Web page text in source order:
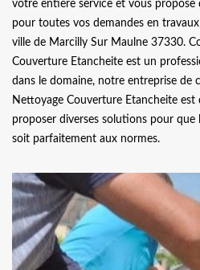
votre entière service et vous propose
pour toutes vos demandes en
ville de Marcilly Sur Maulne 37330.
Couverture Etancheite est un
dans le domaine, notre entreprise de
Nettoyage Couverture Etancheite est
proposer diverses solutions pour
soit parfaitement aux normes.